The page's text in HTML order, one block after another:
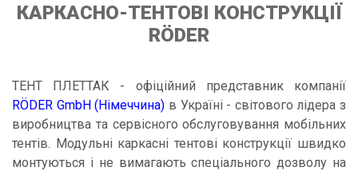
КАРКАСНО-ТЕНТОВІ КОНСТРУКЦІЇ
RÖDER
ТЕНТ ПЛЕТТАК - офіційний представник компанії
RÖDER GmbH (Німеччина) в Україні - світового лідера з
виробництва та сервісного обслуговування мобільних
тентів. Модульні каркасні тентові конструкції швидко
монтуються і не вимагають спеціального дозволу на